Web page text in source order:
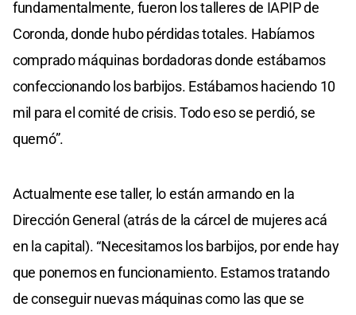
fundamentalmente, fueron los talleres de IAPIP de
Coronda, donde hubo pérdidas totales. Habíamos
comprado máquinas bordadoras donde estábamos
confeccionando los barbijos. Estábamos haciendo 10
mil para el comité de crisis. Todo eso se perdió, se
quemó”.
Actualmente ese taller, lo están armando en la
Dirección General (atrás de la cárcel de mujeres acá
en la capital). “Necesitamos los barbijos, por ende hay
que ponernos en funcionamiento. Estamos tratando
de conseguir nuevas máquinas como las que se